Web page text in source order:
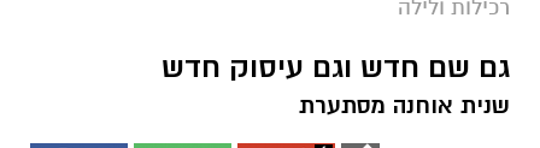
רכילות ולילה
גם שם חדש וגם עיסוק חדש
שנית אוחנה מסתערת